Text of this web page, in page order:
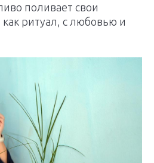
поливает свои
как ритуал, с любовью и